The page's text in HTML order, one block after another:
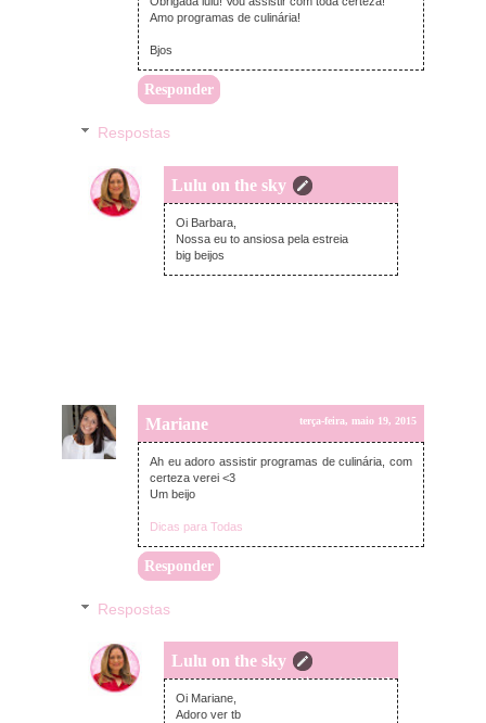
Amo programas de culinária!
Bjos
Responder
Respostas
Lulu on the sky
terça-feira, maio 19, 2015
Oi Barbara,
Nossa eu to ansiosa pela estreia
big beijos
Mariane terça-feira, maio 19, 2015
Ah eu adoro assistir programas de culinária, com
certeza verei <3
Um beijo
Dicas para Todas
Responder
Respostas
Lulu on the sky
terça-feira, maio 19, 2015
Oi Mariane,
Adoro ver tb